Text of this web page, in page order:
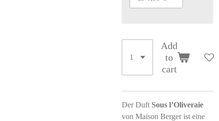
Add
to
cart
Der Duft Sous l’Oliveraie
von Maison Berger ist eine